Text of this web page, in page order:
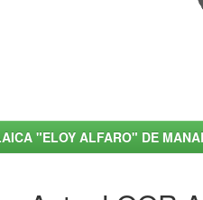
"ELOY ALFARO" DE